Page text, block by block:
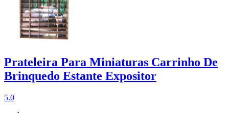
Prateleira Para Miniaturas Carrinho De
Brinquedo Estante Expositor
5.0